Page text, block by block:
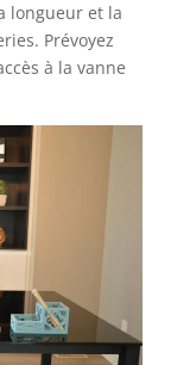
longueur et la
Prévoyez
à la vanne